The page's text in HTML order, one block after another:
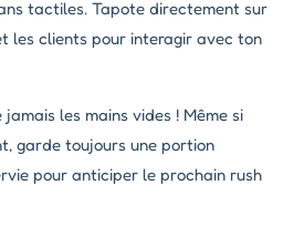
tactiles. Tapote directement sur
les clients pour interagir avec ton
jamais les mains vides ! Même si
garde toujours une portion
pour anticiper le prochain rush